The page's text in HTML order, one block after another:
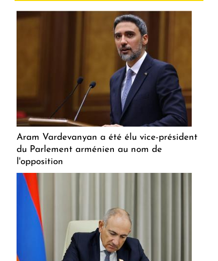
Aram Vardevanyan a été élu vice-président
du Parlement arménien au nom de
l'opposition